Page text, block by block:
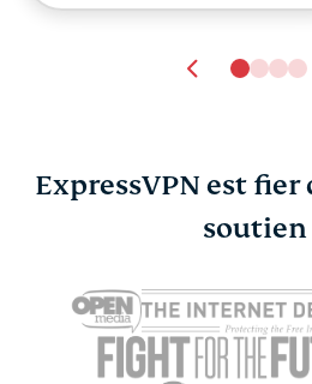
Qu’est-ce que le
fonctionne-t-il ?
ExpressVPN 18 min
ExpressVPN est fier
soutien